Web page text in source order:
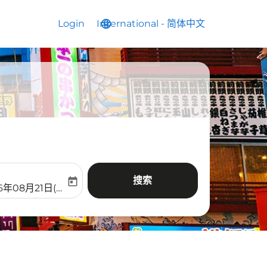
Login language
International - 简体中文
keyboard_arrow_down
label
return-date-aria-label
08月21日(周五)
today 搜索